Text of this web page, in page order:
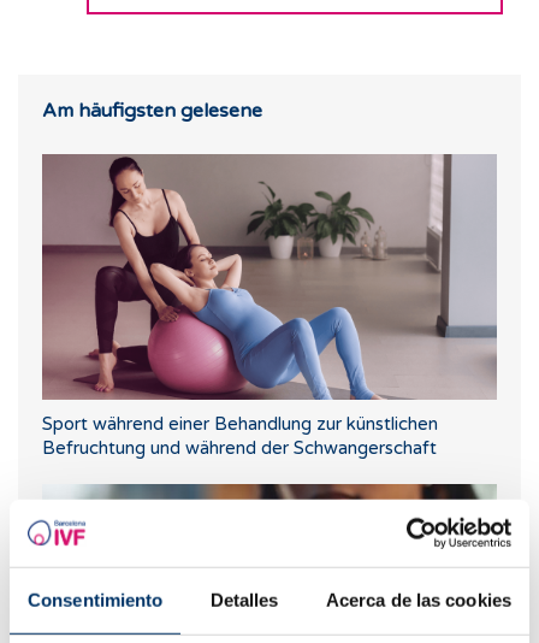
Consentimiento Detalles Acerca de las cookies
Am häufigsten gelesene
Sport während einer Behandlung zur künstlichen
Befruchtung und während der Schwangerschaft